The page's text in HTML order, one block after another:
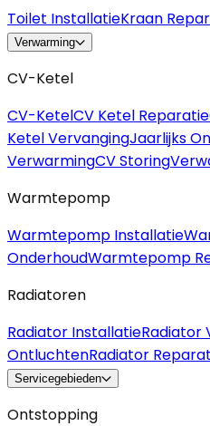
Toilet InstallatieKraan
Verwarming
CV-Ketel
CV-KetelCV Ketel Reparatie
Ketel VervangingJaarlijks
VerwarmingCV Storing
Warmtepomp
Warmtepomp Installatie
OnderhoudWarmtepomp
Radiatoren
Radiator InstallatieRadiator
OntluchtenRadiator
Servicegebieden
Ontstopping